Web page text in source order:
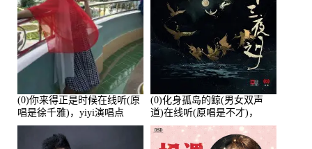
(0)你来得正是时候在线听(原
唱是徐千雅)，yiyi演唱点
播:21991次
(0)化身孤岛的鲸(男女双声
道)在线听(原唱是不才)，
HGBai演唱点播:19428次